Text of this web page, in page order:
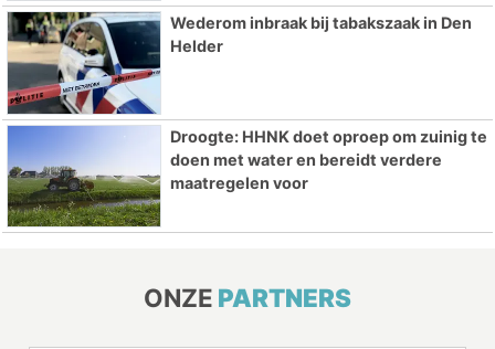
Wederom inbraak bij tabakszaak in Den
Helder
Droogte: HHNK doet oproep om zuinig te
doen met water en bereidt verdere
maatregelen voor
ONZE PARTNERS